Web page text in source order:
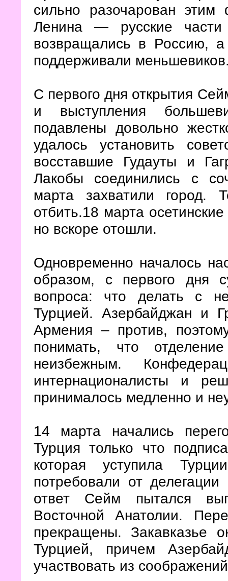
сильно разочарован
Ленина — русские части
возвращались в Россию,
поддерживали
С первого дня открытия
и выступления
подавлены довольно
удалось установить
восставшие Гудауты и
Лакобы соединились с
марта захватили город.
отбить.18 марта
но вскоре отошли.
Одновременно началось
образом, с первого дня
вопроса: что делать с
Турцией. Азербайджан и
Армения – против,
понимать, что
неизбежным.
интернационалисты и
принималось медленно и
14 марта начались
Турция только что
которая уступила
потребовали от
ответ Сейм пытался
Восточной Анатолии.
прекращены. Закавказье
Турцией, причем
участвовать из